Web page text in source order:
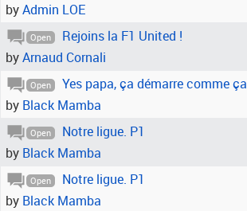
byAdmin LOE
Open
Rejoins la F1 United !
byArnaud Cornali
Open
Yes papa, ça démarre comme ça
by Black Mamba
Open
Notre ligue. P1
by Black Mamba
Open
Notre ligue. P1
by Black Mamba